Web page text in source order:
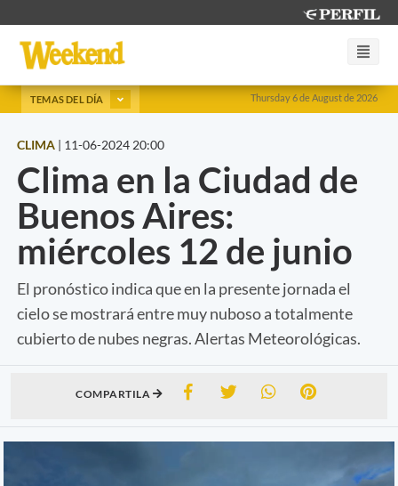
Thursday 6 de August de 2026
TEMAS DEL DÍA
CLIMA | 11-06-2024 20:00
Clima en la Ciudad de
Buenos Aires:
miércoles 12 de junio
El pronóstico indica que en la presente jornada el
cielo se mostrará entre muy nuboso a totalmente
cubierto de nubes negras. Alertas Meteorológicas.
COMPARTILA